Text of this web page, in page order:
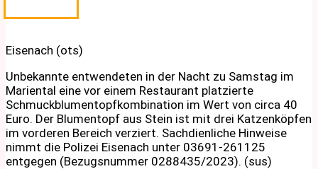
Eisenach (ots)
Unbekannte entwendeten in der Nacht zu Samstag im
Mariental eine vor einem Restaurant platzierte
Schmuckblumentopfkombination im Wert von circa 40
Euro. Der Blumentopf aus Stein ist mit drei Katzenköpfen
im vorderen Bereich verziert. Sachdienliche Hinweise
nimmt die Polizei Eisenach unter 03691-261125
entgegen (Bezugsnummer 0288435/2023). (sus)